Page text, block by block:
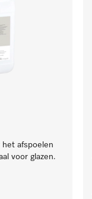
het afspoelen
voor glazen.